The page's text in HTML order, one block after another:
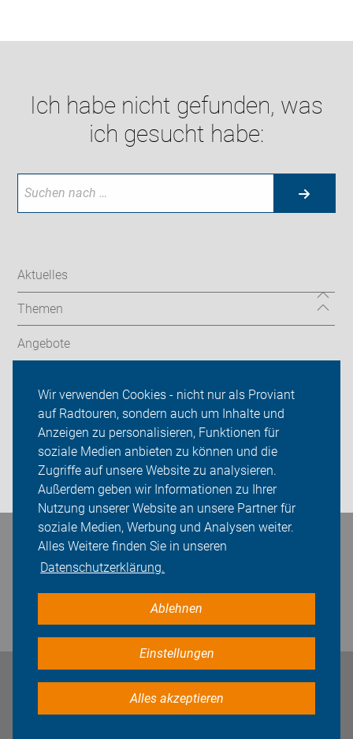
Wir verwenden Cookies - nicht nur als Proviant
auf Radtouren, sondern auch um Inhalte und
Anzeigen zu personalisieren, Funktionen für
soziale Medien anbieten zu können und die
Zugriffe auf unsere Website zu analysieren.
Außerdem geben wir Informationen zu Ihrer
Nutzung unserer Website an unsere Partner für
soziale Medien, Werbung und Analysen weiter.
Alles Weitere finden Sie in unseren
Datenschutzerklärung.
Ablehnen
Einstellungen
Alles akzeptieren
Ich habe nicht gefunden, was
ich gesucht habe:
Aktuelles
Themen
Angebote
Sei dabei
Presse
Login
Bleiben Sie in Kontakt